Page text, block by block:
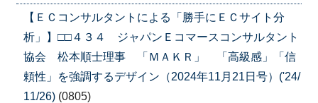
【ＥＣコンサルタントによる「勝手にＥＣサイト分
析」】□□４３４ ジャパンＥコマースコンサルタント
協会 松本順士理事 「ＭＡＫＲ」 「高級感」「信
頼性」を強調するデザイン（2024年11月21日号）('24/
11/26) (0805)